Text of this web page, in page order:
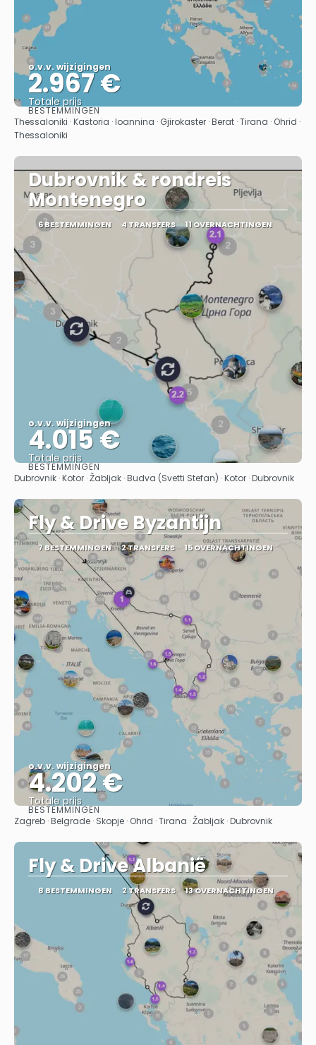
o.v.v. wijzigingen
2.967 €
Totale prijs
Bekijk
BESTEMMINGEN
Thessaloniki · Kastoria · Ioannina · Gjirokaster · Berat · Tirana · Ohrid ·
Thessaloniki
Dubrovnik & rondreis
Montenegro
6 BESTEMMINGEN 4 TRANSFERS 11 OVERNACHTINGEN
o.v.v. wijzigingen
4.015 €
Totale prijs
Bekijk
BESTEMMINGEN
Dubrovnik · Kotor · Žabljak · Budva (Svetti Stefan) · Kotor · Dubrovnik
Fly & Drive Byzantijn
7 BESTEMMINGEN 2 TRANSFERS 15 OVERNACHTINGEN
o.v.v. wijzigingen
4.202 €
Totale prijs
Bekijk
BESTEMMINGEN
Zagreb · Belgrade · Skopje · Ohrid · Tirana · Žabljak · Dubrovnik
Fly & Drive Albanië
8 BESTEMMINGEN 2 TRANSFERS 13 OVERNACHTINGEN